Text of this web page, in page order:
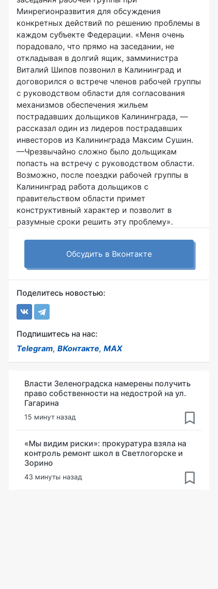
Минрегионразвития для обсуждения
конкретных действий по решению проблемы в
каждом субъекте Федерации. «Меня очень
порадовало, что прямо на заседании, не
откладывая в долгий ящик, замминистра
Виталий Шипов позвонил в Калининград и
договорился о встрече членов рабочей группы
с руководством области для согласования
механизмов обеспечения жильем
пострадавших дольщиков Калининграда, —
рассказал один из лидеров пострадавших
инвесторов из Калининграда Максим Сушин.
—Чрезвычайно сложно было дольщикам
попасть на встречу с руководством области.
Возможно, после поездки рабочей группы в
Калининград работа дольщиков с
правительством области примет
конструктивный характер и позволит в
разумные сроки решить эту проблему».
Обсудить в Вконтакте
Поделитесь новостью:
Подпишитесь на нас:
Telegram, ВКонтакте, MAX
Власти Зеленоградска намерены получить
право собственности на недострой на ул.
Гагарина
15 минут назад
«Мы видим риски»: прокуратура взяла на
контроль ремонт школ в Светлогорске и
Зорино
43 минуты назад